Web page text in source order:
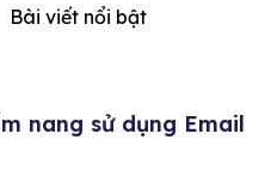
Bài viết nổi bật
nang sử dụng Email